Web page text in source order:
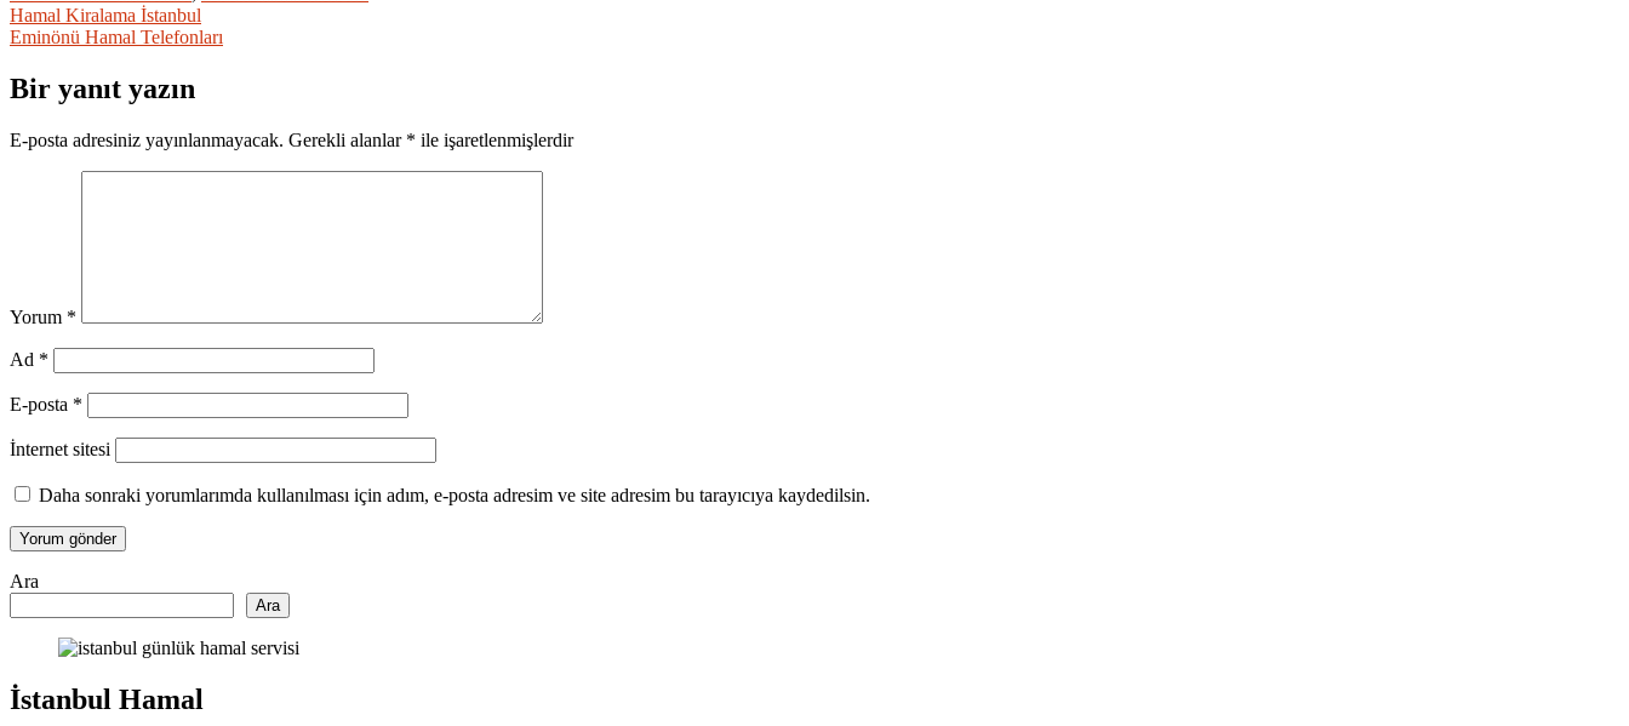
Yazı
gezinmesi
Hamal Kiralama İstanbul
Eminönü Hamal Telefonları
Bir yanıt yazın
E-posta adresiniz yayınlanmayacak. Gerekli alanlar * ile işaretlenmişlerdir
Yorum *
Ad *
E-posta *
İnternet sitesi
Daha sonraki yorumlarımda kullanılması için adım, e-posta adresim ve site adresim bu tarayıcıya kaydedilsin.
Ara
Ara
İstanbul Hamal